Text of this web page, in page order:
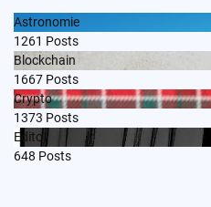
Astronomie
1261 Posts
Blockchain
1667 Posts
Crypto
1373 Posts
Edito
648 Posts